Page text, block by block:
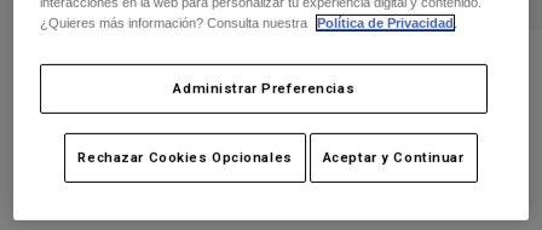
Gafas de protección
Calcetines
Accesorios
Calcetines
Mochilas y accesorios
Pantalones
Camisas
Camisetas
Protecciones
Guantes
Guante Defend Pro Winter
N.º de artículo33804
¿Quieres más información? Consulta nuestra
Política de Privacidad
Administrar Preferencias
Rechazar Cookies Opcionales Aceptar y Continuar